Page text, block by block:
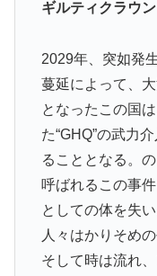
ギルティクラウ
2029年、突如発
蔓延によって、
となったこの国
た“GHQ”の武力
ることとなる。
呼ばれるこの事
としての体を失
人々はかりそめ
そして時は流れ